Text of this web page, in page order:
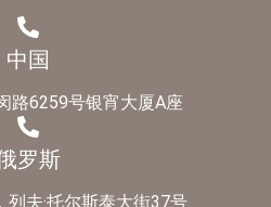
中国
路6259号银宵大厦A座
罗斯
夫·托尔斯泰大街37号